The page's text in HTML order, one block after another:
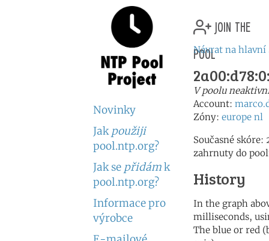
Novinky
Jak použiji
pool.ntp.org?
Jak se přidámk
pool.ntp.org?
Informace pro
výrobce
join the
pool
Návrat na hlavní
V poolu
Account:
Zóny: europe nl
Současné skóre:
zahrnuty do
History
In the graph
milliseconds,
The blue or red